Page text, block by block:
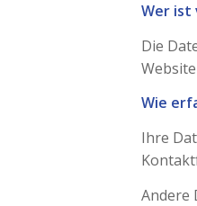
Wer ist
Die
Wie
Ihre
Andere